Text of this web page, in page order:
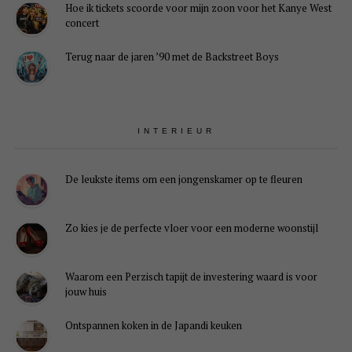
Hoe ik tickets scoorde voor mijn zoon voor het Kanye West
concert
Terug naar de jaren ’90 met de Backstreet Boys
INTERIEUR
De leukste items om een jongenskamer op te fleuren
Zo kies je de perfecte vloer voor een moderne woonstijl
Waarom een Perzisch tapijt de investering waard is voor
jouw huis
Ontspannen koken in de Japandi keuken